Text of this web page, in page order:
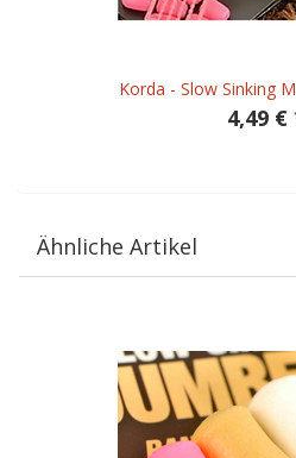
Korda - Slow Sinking
4,49 €
Ähnliche Artikel